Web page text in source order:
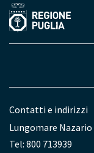
Contatti e indirizzi
Lungomare Nazario
Tel: 800 713939